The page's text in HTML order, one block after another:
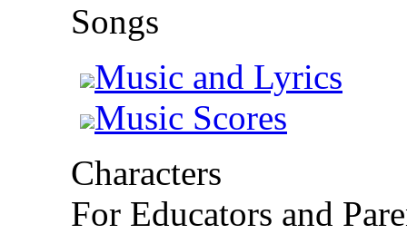
Songs
Music and Lyrics
Music Scores
Characters
For Educators and